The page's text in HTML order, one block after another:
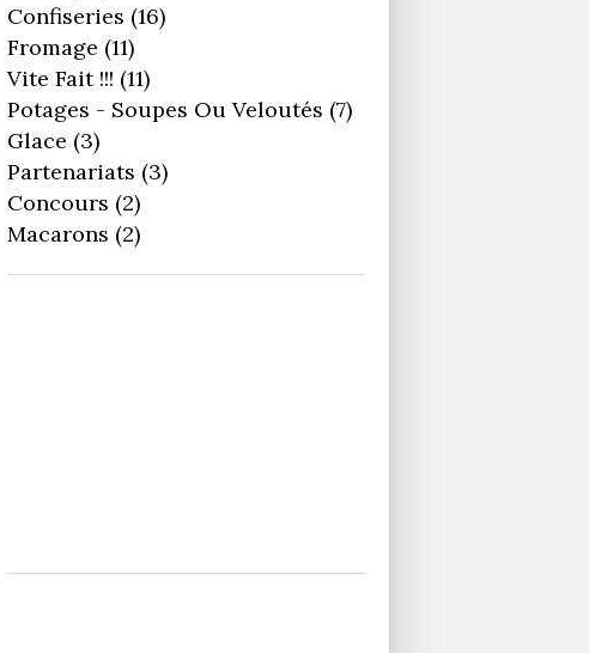
Confiseries (16)
Fromage (11)
Vite Fait !!! (11)
Potages - Soupes Ou Veloutés (7)
Glace (3)
Partenariats (3)
Concours (2)
Macarons (2)